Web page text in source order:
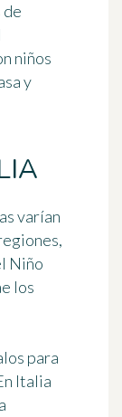
de
niños
y
varían
Niño
los
para
Italia